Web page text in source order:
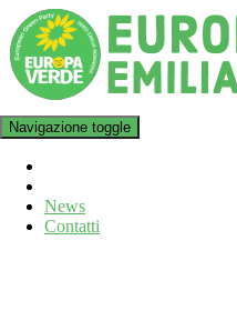
Navigazione toggle
News
Contatti